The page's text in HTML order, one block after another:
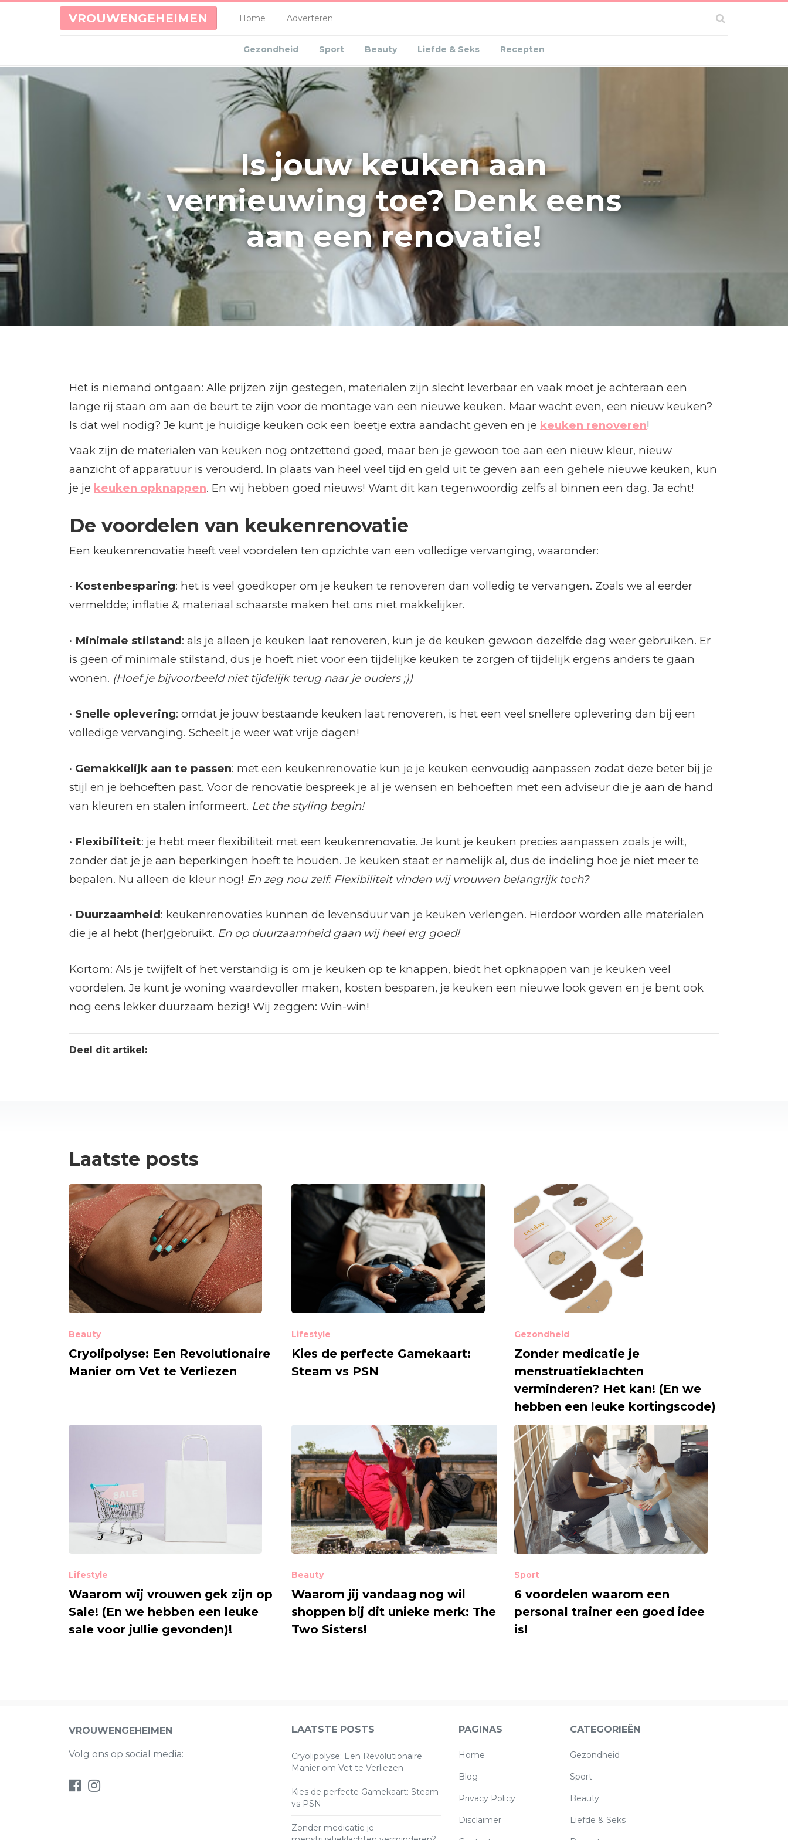
VROUWENGEHEIMEN Home (current)Adverteren
Gezondheid Sport Beauty Liefde & Seks Recepten
Is jouw keuken aan
vernieuwing toe? Denk eens
aan een renovatie!
Het is niemand ontgaan: Alle prijzen zijn gestegen, materialen zijn slecht leverbaar en vaak moet je achteraan een
lange rij staan om aan de beurt te zijn voor de montage van een nieuwe keuken. Maar wacht even, een nieuw keuken?
Is dat wel nodig? Je kunt je huidige keuken ook een beetje extra aandacht geven en je keuken renoveren!
Vaak zijn de materialen van keuken nog ontzettend goed, maar ben je gewoon toe aan een nieuw kleur, nieuw
aanzicht of apparatuur is verouderd. In plaats van heel veel tijd en geld uit te geven aan een gehele nieuwe keuken, kun
je je keuken opknappen. En wij hebben goed nieuws! Want dit kan tegenwoordig zelfs al binnen een dag. Ja echt!
De voordelen van keukenrenovatie
Een keukenrenovatie heeft veel voordelen ten opzichte van een volledige vervanging, waaronder:
• Kostenbesparing: het is veel goedkoper om je keuken te renoveren dan volledig te vervangen. Zoals we al eerder
vermeldde; inflatie & materiaal schaarste maken het ons niet makkelijker.
• Minimale stilstand: als je alleen je keuken laat renoveren, kun je de keuken gewoon dezelfde dag weer gebruiken. Er
is geen of minimale stilstand, dus je hoeft niet voor een tijdelijke keuken te zorgen of tijdelijk ergens anders te gaan
wonen. (Hoef je bijvoorbeeld niet tijdelijk terug naar je ouders ;))
• Snelle oplevering: omdat je jouw bestaande keuken laat renoveren, is het een veel snellere oplevering dan bij een
volledige vervanging. Scheelt je weer wat vrije dagen!
• Gemakkelijk aan te passen: met een keukenrenovatie kun je je keuken eenvoudig aanpassen zodat deze beter bij je
stijl en je behoeften past. Voor de renovatie bespreek je al je wensen en behoeften met een adviseur die je aan de hand
van kleuren en stalen informeert. Let the styling begin!
• Flexibiliteit: je hebt meer flexibiliteit met een keukenrenovatie. Je kunt je keuken precies aanpassen zoals je wilt,
zonder dat je je aan beperkingen hoeft te houden. Je keuken staat er namelijk al, dus de indeling hoe je niet meer te
bepalen. Nu alleen de kleur nog! En zeg nou zelf: Flexibiliteit vinden wij vrouwen belangrijk toch?
• Duurzaamheid: keukenrenovaties kunnen de levensduur van je keuken verlengen. Hierdoor worden alle materialen
die je al hebt (her)gebruikt. En op duurzaamheid gaan wij heel erg goed!
Kortom: Als je twijfelt of het verstandig is om je keuken op te knappen, biedt het opknappen van je keuken veel
voordelen. Je kunt je woning waardevoller maken, kosten besparen, je keuken een nieuwe look geven en je bent ook
nog eens lekker duurzaam bezig! Wij zeggen: Win-win!
Deel dit artikel:
Laatste posts
Beauty
Cryolipolyse: Een Revolutionaire
Manier om Vet te Verliezen
Lifestyle
Kies de perfecte Gamekaart:
Steam vs PSN
Gezondheid
Zonder medicatie je
menstruatieklachten
verminderen? Het kan! (En we
hebben een leuke kortingscode)
Lifestyle
Waarom wij vrouwen gek zijn op
Sale! (En we hebben een leuke
sale voor jullie gevonden)!
Beauty
Waarom jij vandaag nog wil
shoppen bij dit unieke merk: The
Two Sisters!
Sport
6 voordelen waarom een
personal trainer een goed idee
is!
VROUWENGEHEIMEN
Volg ons op social media:
LAATSTE POSTS
Cryolipolyse: Een Revolutionaire
Manier om Vet te Verliezen
Kies de perfecte Gamekaart: Steam
vs PSN
Zonder medicatie je
PAGINAS
Home
Blog
Privacy Policy
Disclaimer
CATEGORIEËN
Gezondheid
Sport
Beauty
Liefde & Seks